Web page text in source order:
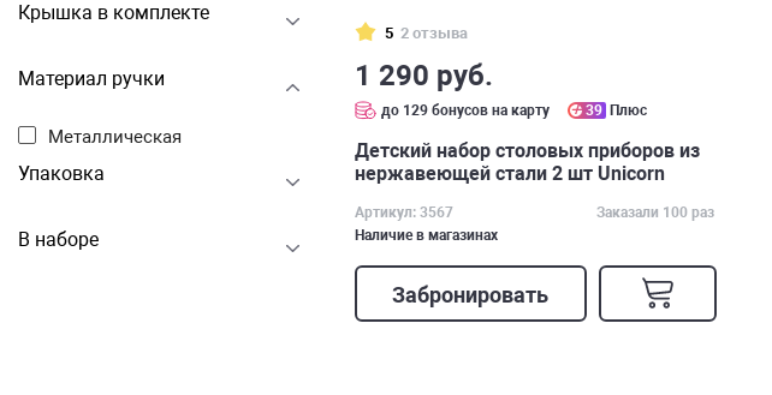
Крышка в комплекте
Материал ручки
Металлическая
Упаковка
В наборе
5 2 отзыва
1 290 руб.
до 129 бонусов на карту 39 Плюс
Детский набор столовых приборов из
нержавеющей стали 2 шт Unicorn
Артикул: 3567
Заказали 100 раз
Наличие в магазинах
Забронировать